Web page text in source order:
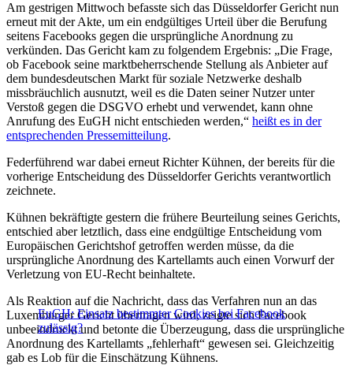
Am gestrigen Mittwoch befasste sich das Düsseldorfer Gericht nun
erneut mit der Akte, um ein endgültiges Urteil über die Berufung
seitens Facebooks gegen die ursprüngliche Anordnung zu
verkünden. Das Gericht kam zu folgendem Ergebnis: „Die Frage,
ob Facebook seine marktbeherrschende Stellung als Anbieter auf
dem bundesdeutschen Markt für soziale Netzwerke deshalb
missbräuchlich ausnutzt, weil es die Daten seiner Nutzer unter
Verstoß gegen die DSGVO erhebt und verwendet, kann ohne
Anrufung des EuGH nicht entschieden werden,“ heißt es in der
entsprechenden Pressemitteilung.
Federführend war dabei erneut Richter Kühnen, der bereits für die
vorherige Entscheidung des Düsseldorfer Gerichts verantwortlich
zeichnete.
Kühnen bekräftigte gestern die frühere Beurteilung seines Gerichts,
entschied aber letztlich, dass eine endgültige Entscheidung vom
Europäischen Gerichtshof getroffen werden müsse, da die
ursprüngliche Anordnung des Kartellamts auch einen Vorwurf der
Verletzung von EU-Recht beinhaltete.
EuGH: Einsatz bestimmter Cookies bei Facebook
zulässig?
Als Reaktion auf die Nachricht, dass das Verfahren nun an das
Luxemburger Gericht übertragen wird, zeigte sich Facebook
unbeeindruckt und betonte die Überzeugung, dass die ursprüngliche
Anordnung des Kartellamts „fehlerhaft“ gewesen sei. Gleichzeitig
gab es Lob für die Einschätzung Kühnens.